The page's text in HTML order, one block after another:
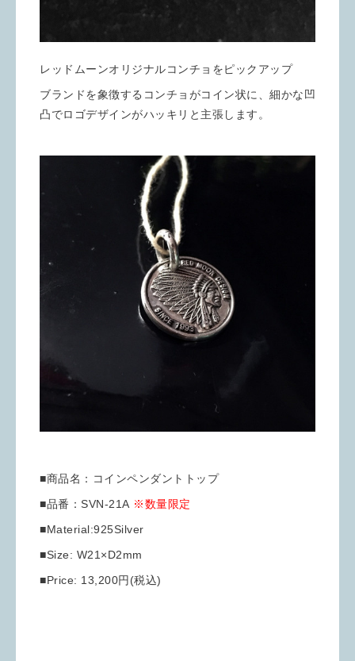
レッドムーンオリジナルコンチョをピックアップ
ブランドを象徴するコンチョがコイン状に、細かな凹
凸でロゴデザインがハッキリと主張します。
■商品名：コインペンダントトップ
■品番：SVN-21A ※数量限定
■Material:925Silver
■Size: W21×D2mm
■Price: 13,200円(税込)